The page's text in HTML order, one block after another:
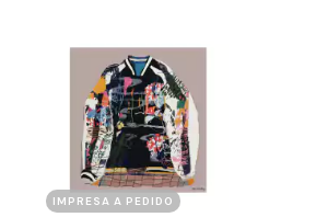
IMPRESA A PEDIDO